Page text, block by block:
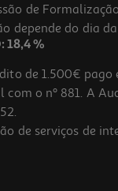
de
depende do dia
18,4 %
de 1.500€ pago
com o nº 881. A
de serviços de